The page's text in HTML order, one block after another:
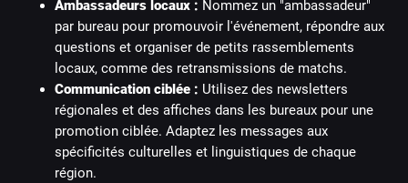
Ambassadeurs locaux : Nommez un "ambassadeur"
par bureau pour promouvoir l'événement, répondre aux
questions et organiser de petits rassemblements
locaux, comme des retransmissions de matchs.
Communication ciblée : Utilisez des newsletters
régionales et des affiches dans les bureaux pour une
promotion ciblée. Adaptez les messages aux
spécificités culturelles et linguistiques de chaque
région.